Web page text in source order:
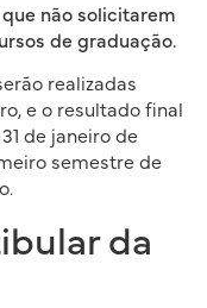
não solicitarem
de graduação.
realizadas
e o resultado final
de janeiro de
semestre de
da